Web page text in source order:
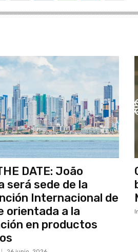
DATE: João
será sede de la
Internacional de
orientada a la
en productos